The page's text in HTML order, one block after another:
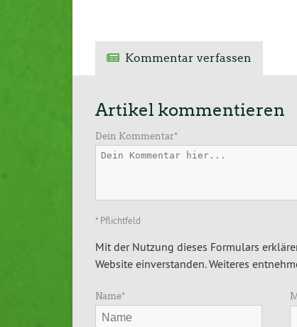
Kommentar verfassen
Artikel kommentieren
Dein Kommentar*
* Pflichtfeld
Mit der Nutzung dieses Formulars
Website einverstanden. Weiteres
Name*